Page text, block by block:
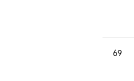
69